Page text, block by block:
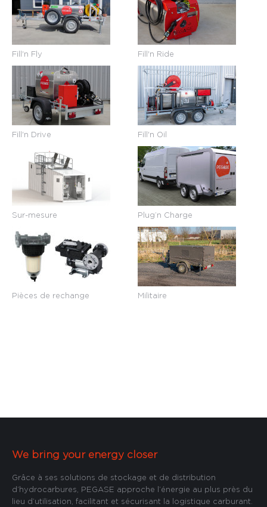
Fill'n Fly
Fill'n Drive
Sur-mesure
Pièces de rechange
Fill'n Ride
Fill'n Oil
Plug’n Charge
Militaire
We bring your energy closer
Grâce à ses solutions de stockage et de distribution
d’hydrocarbures, PEGASE approche l’énergie au plus près du
lieu d’utilisation, facilitant et sécurisant la logistique carburant.